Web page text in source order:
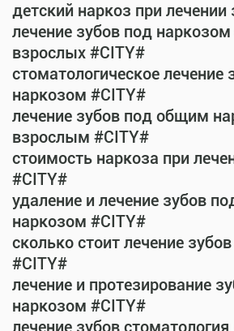
детский наркоз при лечении
лечение зубов под
взрослых #CITY#
стоматологическое лечение
наркозом #CITY#
лечение зубов под общим
взрослым #CITY#
стоимость наркоза при
#CITY#
удаление и лечение зубов
наркозом #CITY#
сколько стоит лечение
#CITY#
лечение и протезирование
наркозом #CITY#
лечение зубов